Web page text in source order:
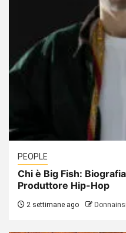
PEOPLE
Chi è Big Fish:
Produttore Hip-Hop
2 settimane ago